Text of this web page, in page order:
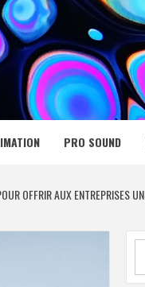
PRO SOUND
OFFRIR AUX ENTREPRISES